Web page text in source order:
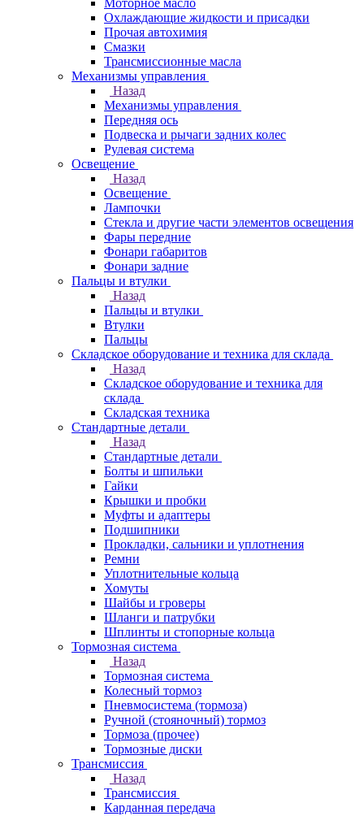
Моторное масло
Охлаждающие жидкости и присадки
Прочая автохимия
Смазки
Трансмиссионные масла
Механизмы управления
Назад
Механизмы управления
Передняя ось
Подвеска и рычаги задних колес
Рулевая система
Освещение
Назад
Освещение
Лампочки
Стекла и другие части элементов освещения
Фары передние
Фонари габаритов
Фонари задние
Пальцы и втулки
Назад
Пальцы и втулки
Втулки
Пальцы
Складское оборудование и техника для склада
Назад
Складское оборудование и техника для
склада
Складская техника
Стандартные детали
Назад
Стандартные детали
Болты и шпильки
Гайки
Крышки и пробки
Муфты и адаптеры
Подшипники
Прокладки, сальники и уплотнения
Ремни
Уплотнительные кольца
Хомуты
Шайбы и гроверы
Шланги и патрубки
Шплинты и стопорные кольца
Тормозная система
Назад
Тормозная система
Колесный тормоз
Пневмосиcтема (тормоза)
Ручной (стояночный) тормоз
Тормоза (прочее)
Тормозные диски
Трансмиссия
Назад
Трансмиссия
Карданная передача